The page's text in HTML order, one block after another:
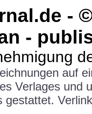
-
-
auf
Verlages und
gestattet.